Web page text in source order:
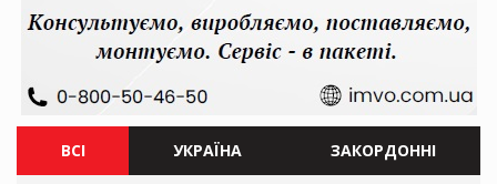
ВСІ УКРАЇНА ЗАКОРДОННІ